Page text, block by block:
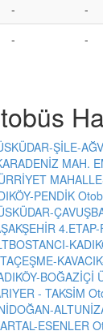
- -
- -
ŞİLE-
MAH.
PENDİK
BOĞAZİÇİ
- TAKSİM
ESENLER